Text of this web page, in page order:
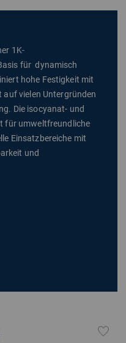
1K-
für dynamisch
hohe Festigkeit mit
vielen Untergründen
Die isocyanat- und
für umweltfreundliche
Einsatzbereiche mit
und